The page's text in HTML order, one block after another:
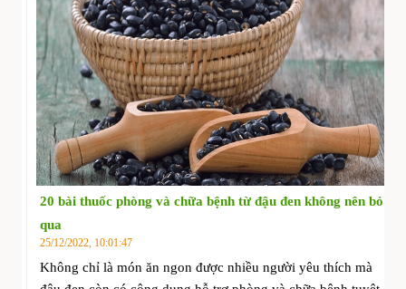
20 bài thuốc phòng và chữa bệnh từ đậu đen không nên bỏ
qua
25/12/2022, 10:01:47
Không chỉ là món ăn ngon được nhiều người yêu thích mà